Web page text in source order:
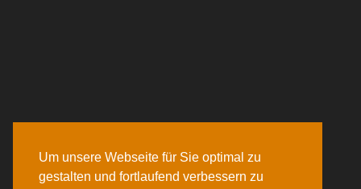
Um unsere Webseite für Sie optimal zu
gestalten und fortlaufend verbessern zu